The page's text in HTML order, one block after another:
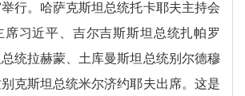
行。哈萨克斯坦总统托卡耶夫主持会
席习近平、吉尔吉斯斯坦总统扎帕罗
统拉赫蒙、土库曼斯坦总统别尔德穆
克斯坦总统米尔济约耶夫出席。这是